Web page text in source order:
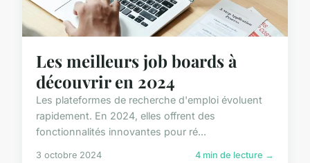
Les meilleurs job boards à
découvrir en 2024
Les plateformes de recherche d'emploi évoluent
rapidement. En 2024, elles offrent des
fonctionnalités innovantes pour ré...
3 octobre 2024 4 min de lecture →